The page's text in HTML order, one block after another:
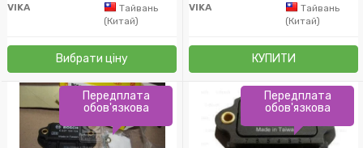
VIKA
Тайвань
(Китай)
Вибрати ціну
VIKA
Тайвань
(Китай)
КУПИТИ
Передплата
обов'язкова
Передплата
обов'язкова